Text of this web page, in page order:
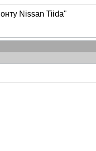
Nissan Tiida"